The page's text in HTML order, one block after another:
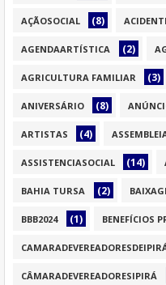
AÇÃOSOCIAL (8)
AGENDAARTÍSTICA (2)
AGRICULTURA FAMILIAR (3)
ANIVERSÁRIO (8)
ARTISTAS (4)
ASSISTENCIASOCIAL (14)
BAHIA TURSA (2)
BBB2024 (1) BENEFÍCIOS
CÂMARADEVEREADORESIPIRÁ